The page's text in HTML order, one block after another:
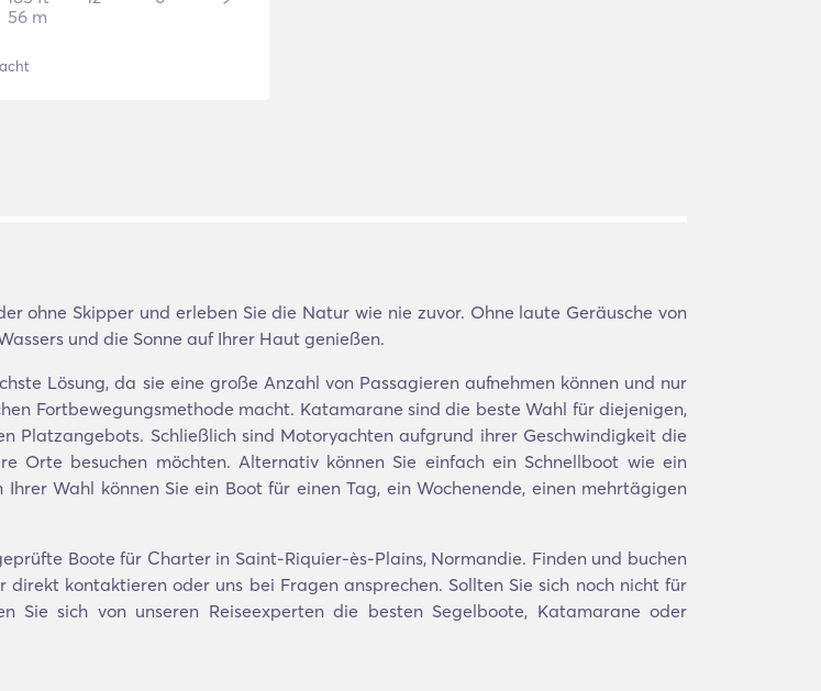
56 m
ohne Skipper und erleben Sie die Natur wie nie zuvor. Ohne laute Geräusche von
und die Sonne auf Ihrer Haut genießen.
Lösung, da sie eine große Anzahl von Passagieren aufnehmen können und nur
Fortbewegungsmethode macht. Katamarane sind die beste Wahl für diejenigen,
Platzangebots. Schließlich sind Motoryachten aufgrund ihrer Geschwindigkeit die
Orte besuchen möchten. Alternativ können Sie einfach ein Schnellboot wie ein
Wahl können Sie ein Boot für einen Tag, ein Wochenende, einen mehrtägigen
Boote für Charter in Saint-Riquier-ès-Plains, Normandie. Finden und buchen
kontaktieren oder uns bei Fragen ansprechen. Sollten Sie sich noch nicht für
Sie sich von unseren Reiseexperten die besten Segelboote, Katamarane oder